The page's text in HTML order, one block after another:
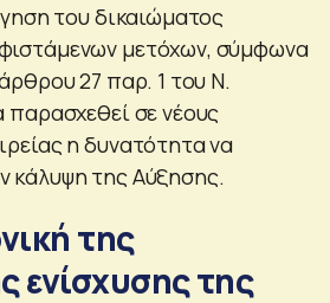
του δικαιώματος
μετόχων, σύμφωνα
27 παρ. 1 του Ν.
σε νέους
η δυνατότητα να
κάλυψη της Αύξησης.
της
ενίσχυσης της